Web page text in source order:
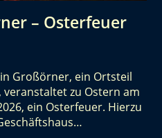
– Osterfeuer
Großörner, ein Ortsteil
zu Ostern am
ein Osterfeuer. Hierzu